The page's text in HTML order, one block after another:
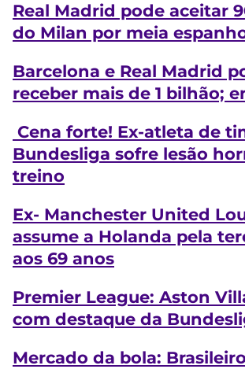
Real Madrid pode aceitar
do Milan por meia
Barcelona e Real Madrid
receber mais de 1 bilhão;
Cena forte! Ex-atleta de
Bundesliga sofre lesão
treino
Ex- Manchester United
assume a Holanda pela
aos 69 anos
Premier League: Aston
com destaque da
Mercado da bola: